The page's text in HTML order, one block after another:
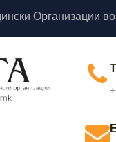
Организации